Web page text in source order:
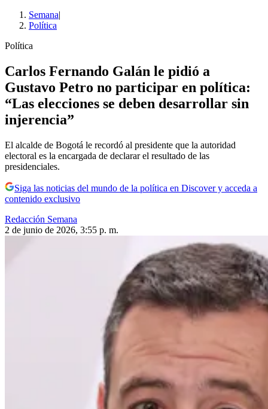
Semana|
Política
Política
Carlos Fernando Galán le pidió a
Gustavo Petro no participar en política:
“Las elecciones se deben desarrollar sin
injerencia”
El alcalde de Bogotá le recordó al presidente que la autoridad
electoral es la encargada de declarar el resultado de las
presidenciales.
Siga las noticias del mundo de la política en Discover y acceda a
contenido exclusivo
Redacción Semana
2 de junio de 2026, 3:55 p. m.